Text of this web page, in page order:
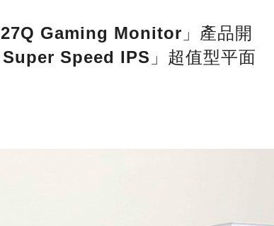
Gaming Monitor」產品開
Speed IPS」超值型平面